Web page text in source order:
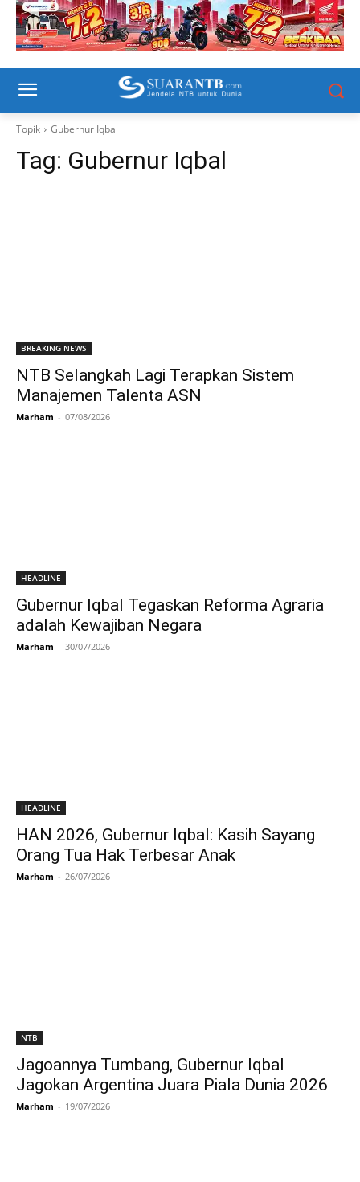
Topik Gubernur Iqbal
Tag: Gubernur Iqbal
BREAKING NEWS
NTB Selangkah Lagi Terapkan Sistem
Manajemen Talenta ASN
Marham - 07/08/2026
HEADLINE
Gubernur Iqbal Tegaskan Reforma Agraria
adalah Kewajiban Negara
Marham - 30/07/2026
HEADLINE
HAN 2026, Gubernur Iqbal: Kasih Sayang
Orang Tua Hak Terbesar Anak
Marham - 26/07/2026
NTB
Jagoannya Tumbang, Gubernur Iqbal
Jagokan Argentina Juara Piala Dunia 2026
Marham - 19/07/2026